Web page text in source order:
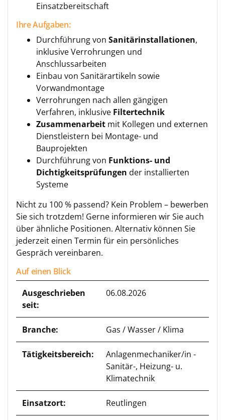
Einsatzbereitschaft
Ihre Aufgaben:
Durchführung von Sanitärinstallationen,
inklusive Verrohrungen und
Anschlussarbeiten
Einbau von Sanitärartikeln sowie
Vorwandmontage
Verrohrungen nach allen gängigen
Verfahren, inklusive Filtertechnik
Zusammenarbeit mit Kollegen und externen
Dienstleistern bei Montage- und
Bauprojekten
Durchführung von Funktions- und
Dichtigkeitsprüfungen der installierten
Systeme
Nicht zu 100 % passend? Kein Problem – bewerben
Sie sich trotzdem! Gerne informieren wir Sie auch
über ähnliche Positionen. Alternativ können Sie
jederzeit einen Termin für ein persönliches
Gespräch vereinbaren.
Auf einen Blick
Ausgeschrieben
seit:
06.08.2026
Branche: Gas / Wasser / Klima
Tätigkeitsbereich:
Anlagenmechaniker/in -
Sanitär-, Heizung- u.
Klimatechnik
Einsatzort: Reutlingen